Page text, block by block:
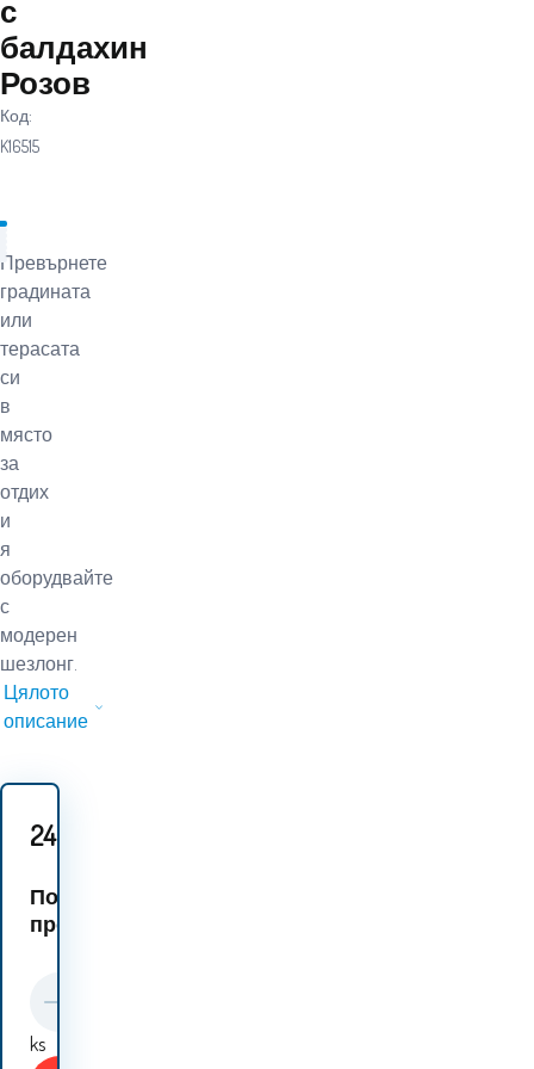
с
балдахин
Розов
Код:
K16515
Превърнете
градината
или
терасата
си
в
място
за
отдих
и
я
оборудвайте
с
модерен
шезлонг.
Цялото
описание
24.80
Подобни
продукти:
ks